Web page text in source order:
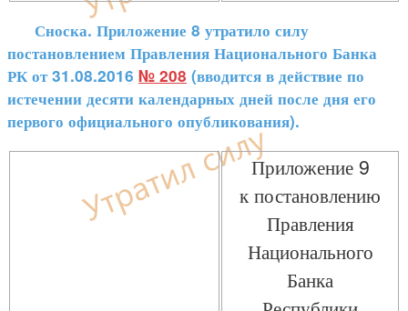
Сноска. Приложение 8 утратило силу
постановлением Правления Национального Банка
РК от 31.08.2016 № 208 (вводится в действие по
истечении десяти календарных дней после дня его
первого официального опубликования).
Приложение 9
к постановлению
Правления
Национального
Банка